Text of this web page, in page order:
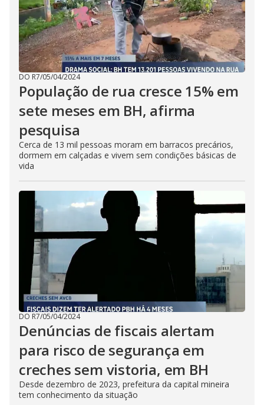
DO R7/05/04/2024
População de rua cresce 15% em
sete meses em BH, afirma
pesquisa
Cerca de 13 mil pessoas moram em barracos precários,
dormem em calçadas e vivem sem condições básicas de
vida
DO R7/05/04/2024
Denúncias de fiscais alertam
para risco de segurança em
creches sem vistoria, em BH
Desde dezembro de 2023, prefeitura da capital mineira
tem conhecimento da situação